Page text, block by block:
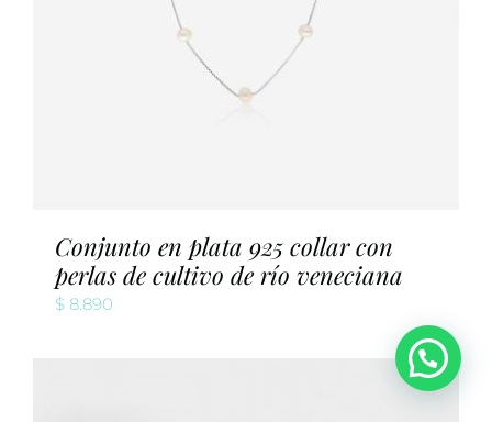
Conjunto en plata 925 collar con
perlas de cultivo de río veneciana
$ 8.890